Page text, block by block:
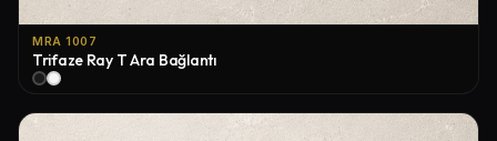
MRA 1007
Trifaze Ray T Ara Bağlantı